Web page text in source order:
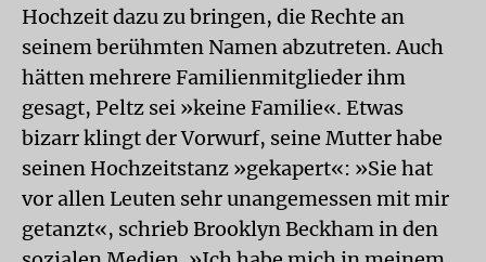
Hochzeit dazu zu bringen, die Rechte an
seinem berühmten Namen abzutreten. Auch
hätten mehrere Familienmitglieder ihm
gesagt, Peltz sei »keine Familie«. Etwas
bizarr klingt der Vorwurf, seine Mutter habe
seinen Hochzeitstanz »gekapert«: »Sie hat
vor allen Leuten sehr unangemessen mit mir
getanzt«, schrieb Brooklyn Beckham in den